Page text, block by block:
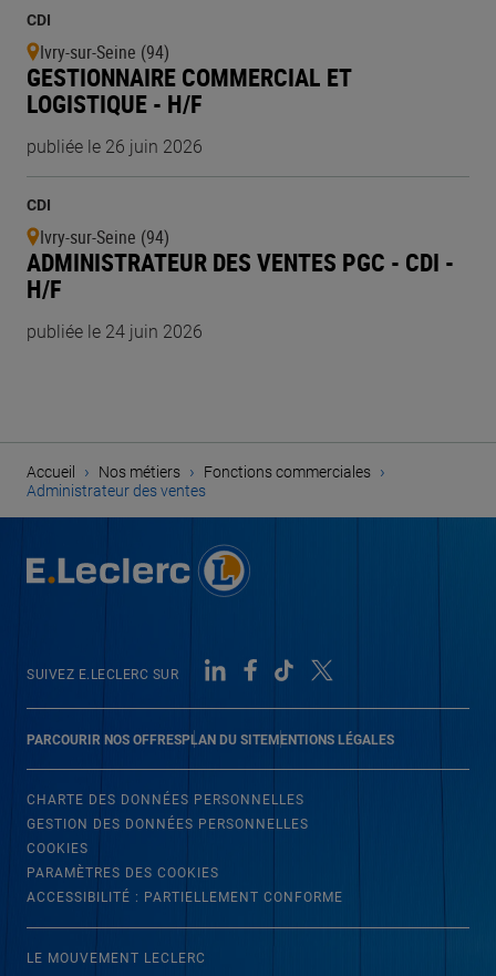
CDI
Ivry-sur-Seine (94)
GESTIONNAIRE COMMERCIAL ET
LOGISTIQUE - H/F
publiée le 26 juin 2026
CDI
Ivry-sur-Seine (94)
ADMINISTRATEUR DES VENTES PGC - CDI -
H/F
publiée le 24 juin 2026
Accueil › Nos métiers › Fonctions commerciales ›
Administrateur des ventes
PARCOURIR NOS OFFRESPLAN DU SITEMENTIONS LÉGALES
SUIVEZ E.LECLERC SUR
CHARTE DES DONNÉES PERSONNELLES
GESTION DES DONNÉES PERSONNELLES
COOKIES
PARAMÈTRES DES COOKIES
ACCESSIBILITÉ : PARTIELLEMENT CONFORME
LE MOUVEMENT LECLERC